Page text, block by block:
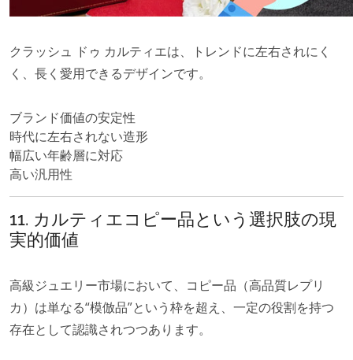
クラッシュ ドゥ カルティエは、トレンドに左右されにく
く、長く愛用できるデザインです。
ブランド価値の安定性
時代に左右されない造形
幅広い年齢層に対応
高い汎用性
11. カルティエコピー品という選択肢の現
実的価値
高級ジュエリー市場において、コピー品（高品質レプリ
カ）は単なる“模倣品”という枠を超え、一定の役割を持つ
存在として認識されつつあります。